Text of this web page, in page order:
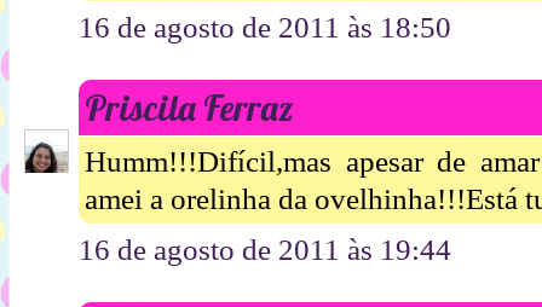
16 de agosto de 2011 às 18:50
Priscila Ferraz
Humm!!!Difícil,mas apesar de
amei a orelinha da ovelhinha!!!Está
16 de agosto de 2011 às 19:44